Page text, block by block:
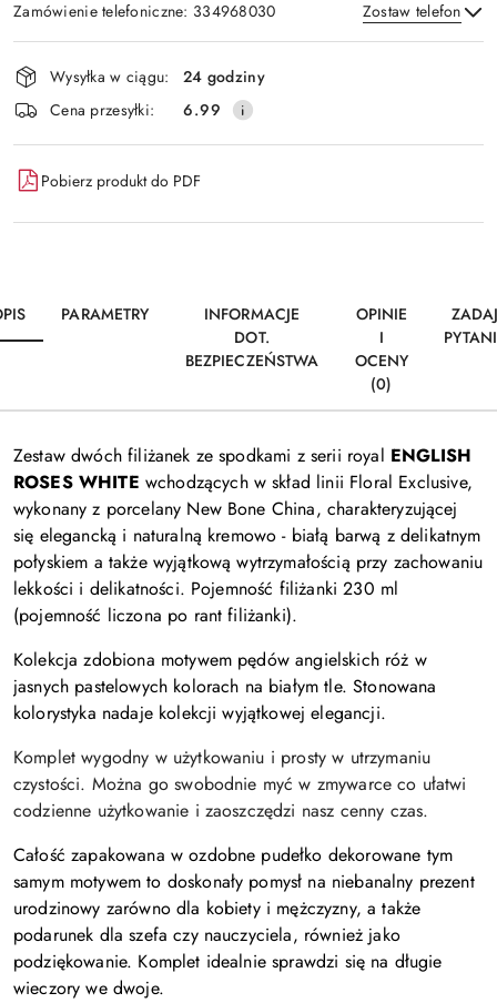
Zamówienie telefoniczne: 334968030 Zostaw telefon
Wyślij
Dostępność
i
dostawa
Wysyłka w ciągu:
24 godziny
Cena przesyłki:
6.99
Pobierz produkt do PDF
PARAMETRY
INFORMACJE
DOT.
BEZPIECZEŃSTWA
OPINIE
I
OCENY
(0)
Zestaw dwóch filiżanek ze spodkami z serii royal ENGLISH
ROSES WHITE wchodzących w skład linii Floral Exclusive,
wykonany z porcelany New Bone China, charakteryzującej
się elegancką i naturalną kremowo - białą barwą z delikatnym
połyskiem a także wyjątkową wytrzymałością przy zachowaniu
lekkości i delikatności. Pojemność filiżanki230 ml
(pojemność liczona po rant filiżanki).
Kolekcjazdobiona motywem pędów angielskich róż w
jasnych pastelowych kolorach na białym tle. Stonowana
kolorystyka nadaje kolekcji wyjątkowej elegancji.
Komplet wygodny w użytkowaniu i prosty w utrzymaniu
czystości. Można go swobodnie myć w zmywarce co ułatwi
codzienne użytkowanie i zaoszczędzi nasz cenny czas.
Całość zapakowana w ozdobne pudełko dekorowane tym
samym motywem to doskonały pomysł na niebanalny prezent
urodzinowy zarówno dla kobiety i mężczyzny, a także
podarunek dla szefa czy nauczyciela, również jako
podziękowanie. Komplet idealnie sprawdzi się na długie
wieczory we dwoje.